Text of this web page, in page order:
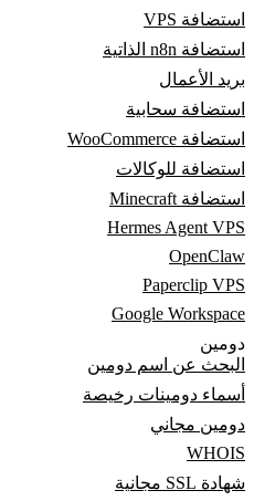
استضافة VPS
استضافة n8n الذاتية
بريد الأعمال
استضافة سحابية
استضافة WooCommerce
استضافة للوكالات
استضافة Minecraft
Hermes Agent VPS
OpenClaw
Paperclip VPS
Google Workspace
دومين
البحث عن اسم دومين
أسماء دومينات رخيصة
دومين مجاني
WHOIS
شهادة SSL مجانية